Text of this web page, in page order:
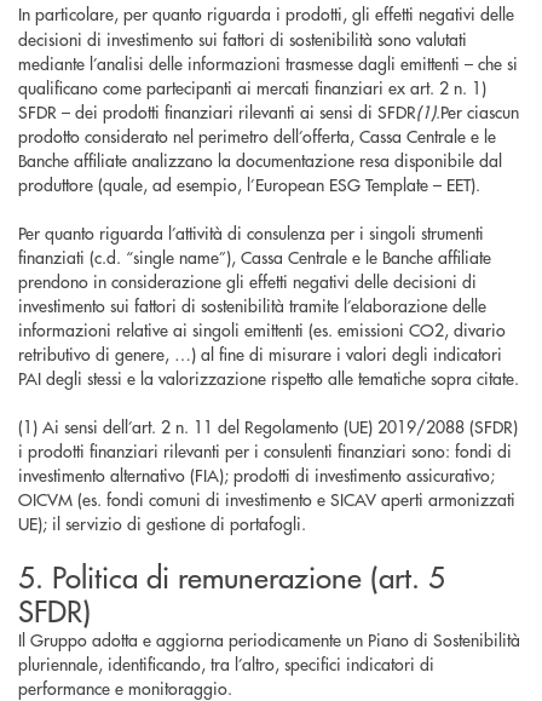
In particolare, per quanto riguarda i prodotti, gli effetti negativi delle
decisioni di investimento sui fattori di sostenibilità sono valutati
mediante l’analisi delle informazioni trasmesse dagli emittenti – che si
qualificano come partecipanti ai mercati finanziari ex art. 2 n. 1)
SFDR – dei prodotti finanziari rilevanti ai sensi di SFDR(1).Per ciascun
prodotto considerato nel perimetro dell’offerta, Cassa Centrale e le
Banche affiliate analizzano la documentazione resa disponibile dal
produttore (quale, ad esempio, l’European ESG Template – EET).
Per quanto riguarda l’attività di consulenza per i singoli strumenti
finanziati (c.d. “single name”), Cassa Centrale e le Banche affiliate
prendono in considerazione gli effetti negativi delle decisioni di
investimento sui fattori di sostenibilità tramite l’elaborazione delle
informazioni relative ai singoli emittenti (es. emissioni CO2, divario
retributivo di genere, …) al fine di misurare i valori degli indicatori
PAI degli stessi e la valorizzazione rispetto alle tematiche sopra citate.
(1) Ai sensi dell’art. 2 n. 11 del Regolamento (UE) 2019/2088 (SFDR)
i prodotti finanziari rilevanti per i consulenti finanziari sono: fondi di
investimento alternativo (FIA); prodotti di investimento assicurativo;
OICVM (es. fondi comuni di investimento e SICAV aperti armonizzati
UE); il servizio di gestione di portafogli.
5. Politica di remunerazione (art. 5
SFDR)
Il Gruppo adotta e aggiorna periodicamente un Piano di Sostenibilità
pluriennale, identificando, tra l’altro, specifici indicatori di
performance e monitoraggio.